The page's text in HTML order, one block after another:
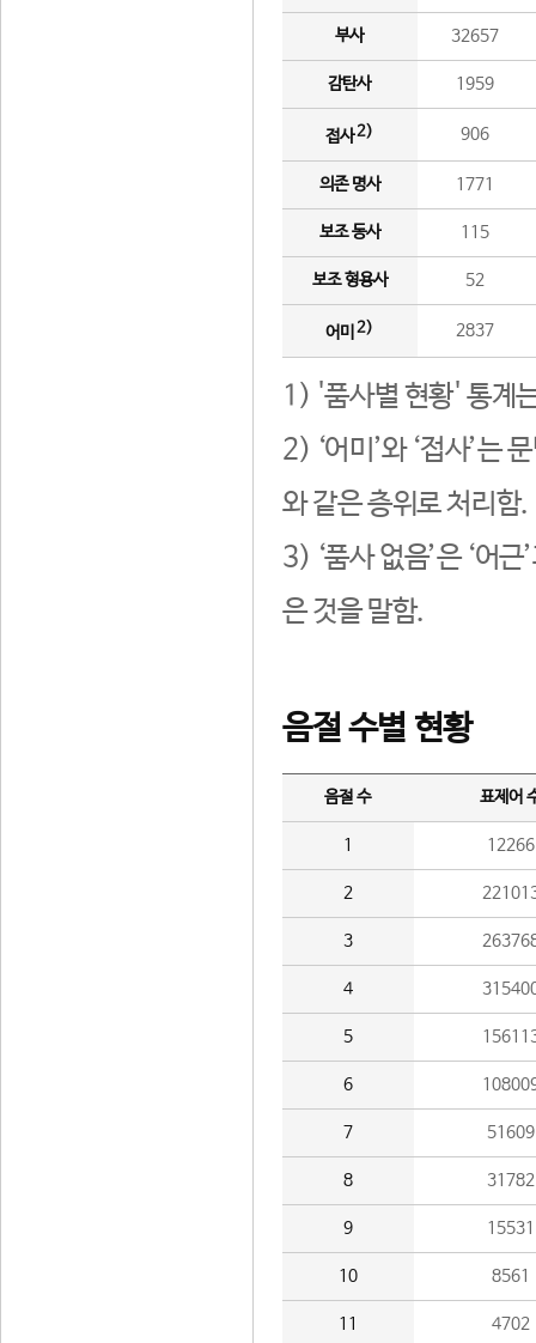
부사 32657
감탄사 1959
접사2) 906
의존 명사 1771
보조 동사 115
보조 형용사 52
어미 2) 2837
1) '품사별 현황' 통계
2) ‘어미’와 ‘접사’는
와 같은 층위로 처리함.
3) ‘품사 없음’은 ‘어
은 것을 말함.
음절 수별 현황
음절 수 표제어
1 12266
2
3
4
5
6
7 51609
8 31782
9 15531
10 8561
11 4702